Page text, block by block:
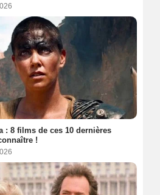
: 8 films de ces 10 dernières
!